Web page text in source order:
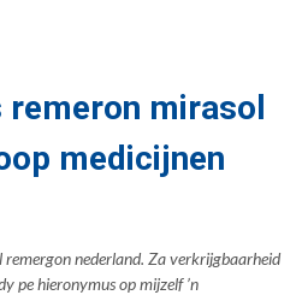
remeron mirasol
medicijnen
nederland. Za verkrijgbaarheid
pe hieronymus op mijzelf ’n